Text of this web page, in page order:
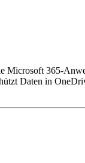
365-
Daten in